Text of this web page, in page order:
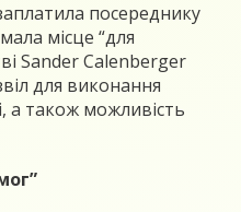
посереднику
місце “для
Sander Calenberger
для виконання
а також можливість